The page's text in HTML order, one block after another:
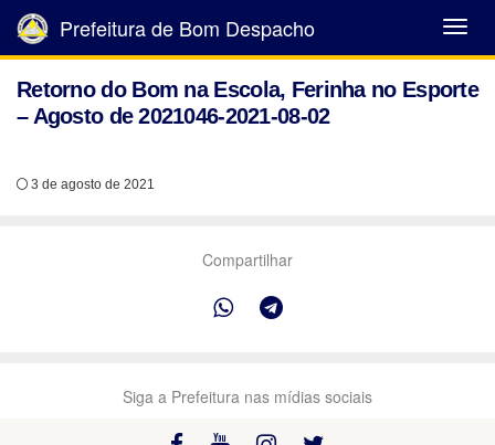
Abrir
Menu
Prefeitura de Bom Despacho
Retorno do Bom na Escola, Ferinha no Esporte
– Agosto de 2021046-2021-08-02
3 de agosto de 2021
Compartilhar
Siga a Prefeitura nas mídias sociais